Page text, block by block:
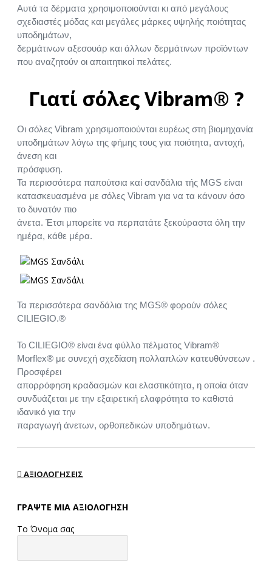
Αυτά τα δέρματα χρησιμοποιούνται κι από μεγάλους
σχεδιαστές μόδας και μεγάλες μάρκες υψηλής ποιότητας
υποδημάτων,
δερμάτινων αξεσουάρ και άλλων δερμάτινων προϊόντων
που αναζητούν οι απαιτητικοί πελάτες.
Γιατί σόλες Vibram® ?
Οι σόλες Vibram χρησιμοποιούνται ευρέως στη βιομηχανία
υποδημάτων λόγω της φήμης τους για ποιότητα, αντοχή,
άνεση και
πρόσφυση.
Τα περισσότερα παπούτσια καί σανδάλια τής MGS είναι
κατασκευασμένα με σόλες Vibram για να τα κάνουν όσο
το δυνατόν πιο
άνετα. Έτσι μπορείτε να περπατάτε ξεκούραστα όλη την
ημέρα, κάθε μέρα.
Τα περισσότερα σανδάλια της MGS® φορούν σόλες
CILIEGIO.®
Το CILIEGIO® είναι ένα φύλλο πέλματος Vibram®
Morflex® με συνεχή σχεδίαση πολλαπλών κατευθύνσεων .
Προσφέρει
απορρόφηση κραδασμών και ελαστικότητα, η οποία όταν
συνδυάζεται με την εξαιρετική ελαφρότητα το καθιστά
ιδανικό για την
παραγωγή άνετων, ορθοπεδικών υποδημάτων.
ΑΞΙΟΛΟΓΉΣΕΙΣ
ΓΡΆΨΤΕ ΜΙΑ ΑΞΙΟΛΌΓΗΣΗ
Το Όνομα σας